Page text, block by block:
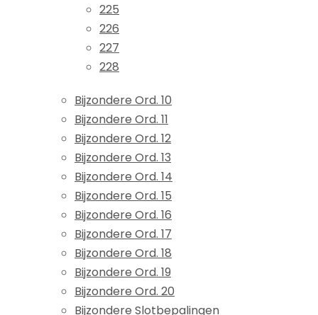
225
226
227
228
Bijzondere Ord. 10
Bijzondere Ord. 11
Bijzondere Ord. 12
Bijzondere Ord. 13
Bijzondere Ord. 14
Bijzondere Ord. 15
Bijzondere Ord. 16
Bijzondere Ord. 17
Bijzondere Ord. 18
Bijzondere Ord. 19
Bijzondere Ord. 20
Bijzondere Slotbepalingen